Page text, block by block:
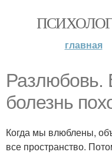
главная
Разлюбовь.
болезнь
Когда мы влюблены,
все пространство.